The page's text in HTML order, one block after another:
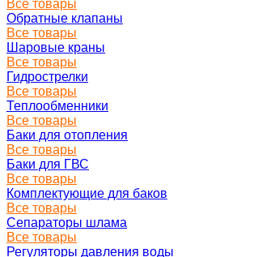
Все товары
Обратные клапаны
Все товары
Шаровые краны
Все товары
Гидрострелки
Все товары
Теплообменники
Все товары
Баки для отопления
Все товары
Баки для ГВС
Все товары
Комплектующие для баков
Все товары
Сепараторы шлама
Все товары
Регуляторы давления воды